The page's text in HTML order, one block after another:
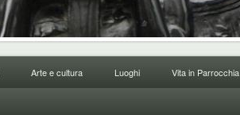
Arte e cultura Luoghi Vita in Parrocchia